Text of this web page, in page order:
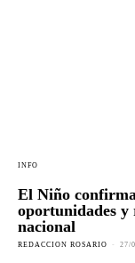
INFO
El Niño
oportunidades y
nacional
REDACCION ROSARIO - 27/